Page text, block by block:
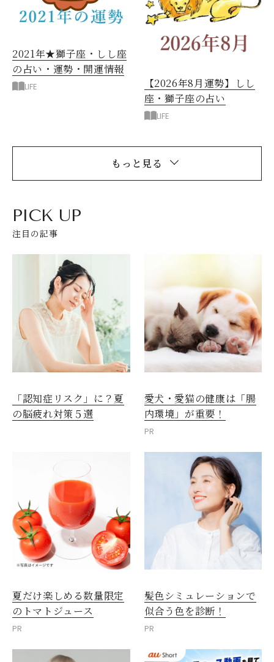
2021年★獅子座・しし座
の占い・運勢・開運情報
LIFE
【2026年8月運勢】しし
座・獅子座の占い
LIFE
もっと見る
PICK UP
注目の記事
「認知症リスク」に？夏
の脳疲れ対策５選
愛犬・愛猫の健康は「腸
内環境」が重要！
PR
夏だけ楽しめる数量限定
のトマトジュース
PR
髪色シミュレーションで
似合う色を診断！
PR